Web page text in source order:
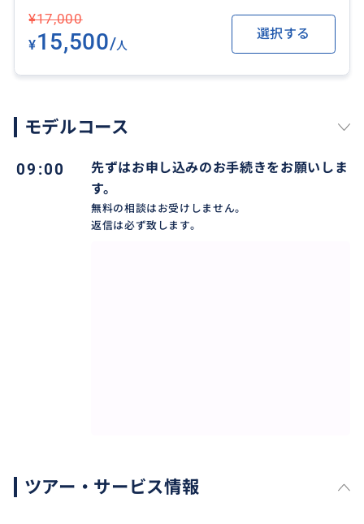
アンコール王朝時代に産み出されたクメール
カードですが、500年前にアユタヤ王国軍に
よって持ち帰られ、暗黒のポル・ポト時代を生き延び
た隣国カンボジアの占いです。
ホーラサートタイと組み合わせて未来を読み解きま
¥17,000
¥15,500/人
選択する
モデルコース
09:00
先ずはお申し込みのお手続きをお願いしま
す。
無料の相談はお受けしません。
返信は必ず致します。
ツアー・サービス情報